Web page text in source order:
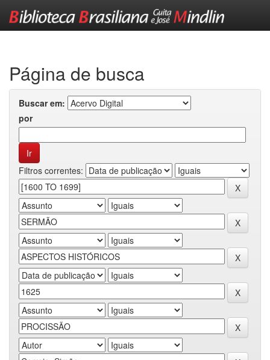
Página de busca
Buscar em:
por
Filtros correntes: